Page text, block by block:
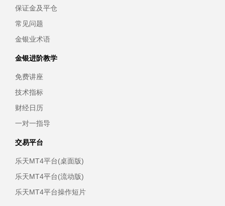
保证金及平仓
常见问题
金银业术语
金银进阶教学
免费讲座
技术指标
财经日历
一对一指导
交易平台
乐天MT4平台(桌面版)
乐天MT4平台(流动版)
乐天MT4平台操作短片